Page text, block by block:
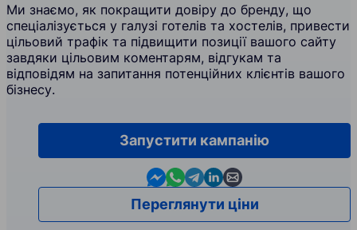
Ми знаємо, як покращити довіру до бренду, що
спеціалізується у галузі готелів та хостелів, привести
цільовий трафік та підвищити позиції вашого сайту
завдяки цільовим коментарям, відгукам та
відповідям на запитання потенційних клієнтів вашого
бізнесу.
Запустити кампанію
Contact us in Messenger
Contact us in WhatsApp
Contact us in Telegram
Contact us in Linkedin
Contact us by email
Переглянути ціни